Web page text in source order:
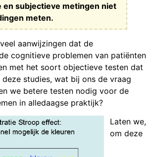
en subjectieve metingen niet
meten.
aanwijzingen dat de
cognitieve problemen van patiënten
met het soort objectieve testen dat
studies, wat bij ons de vraag
we betere testen nodig voor de
in alledaagse praktijk?
Laten we,
om deze